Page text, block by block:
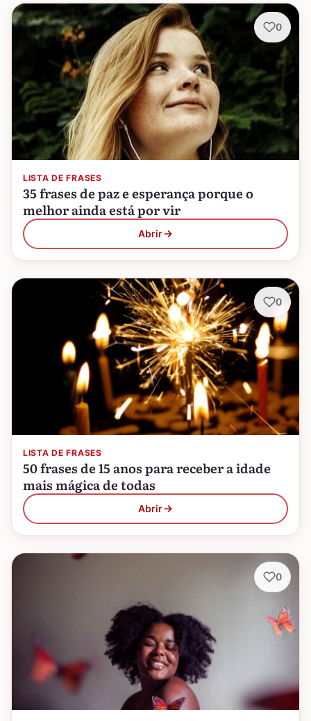
LISTA DE FRASES
35 frases de paz e esperança porque o
melhor ainda está por vir
Abrir
0
LISTA DE FRASES
50 frases de 15 anos para receber a idade
mais mágica de todas
Abrir
0
0